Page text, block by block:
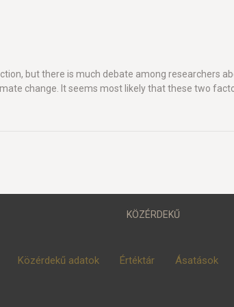
but there is much debate among researchers
change. It seems most likely that these two
KÖZÉRDEKŰ
Közérdekű adatok Értéktár Ásatások